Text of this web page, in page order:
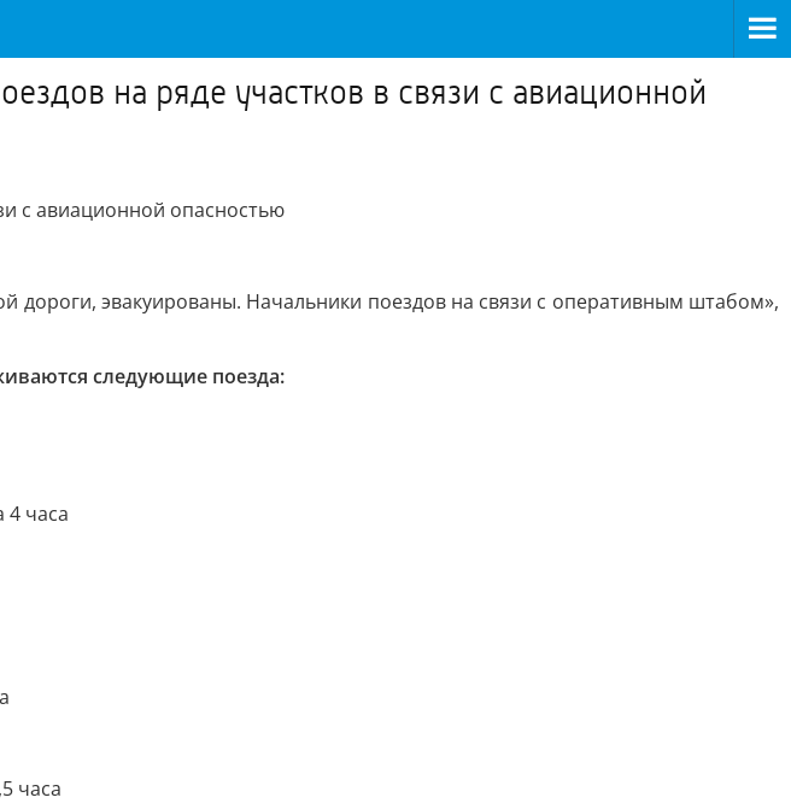
на ряде участков в связи с авиационной
с авиационной опасностью
дороги, эвакуированы. Начальники поездов на связи с оперативным штабом»,
следующие поезда:
часа
часа